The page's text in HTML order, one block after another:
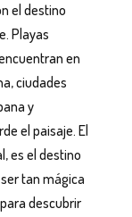
el destino
Playas
en
ciudades
y
el paisaje. El
es el destino
tan mágica
descubrir